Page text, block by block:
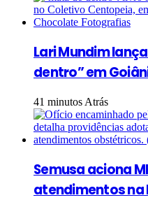
Lari Mundim
dentro” em
41 minutos Atrás
Semusa aciona
atendimentos na